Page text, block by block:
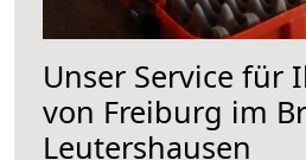
Unser Service für
von Freiburg im
Leutershausen